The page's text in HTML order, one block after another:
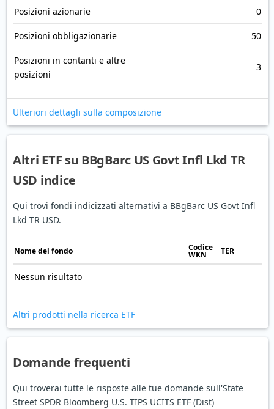
Posizioni azionarie 0
Posizioni obbligazionarie 50
Posizioni in contanti e altre
posizioni
3
Ulteriori dettagli sulla composizione
Altri ETF su BBgBarc US Govt Infl Lkd TR
USD indice
Qui trovi fondi indicizzati alternativi a BBgBarc US Govt Infl
Lkd TR USD.
Nome del fondo Codice
WKN TER
Nessun risultato
Altri prodotti nella ricerca ETF
Domande frequenti
Qui troverai tutte le risposte alle tue domande sull'State
Street SPDR Bloomberg U.S. TIPS UCITS ETF (Dist)